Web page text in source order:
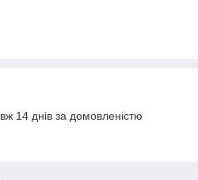
14 днів за домовленістю